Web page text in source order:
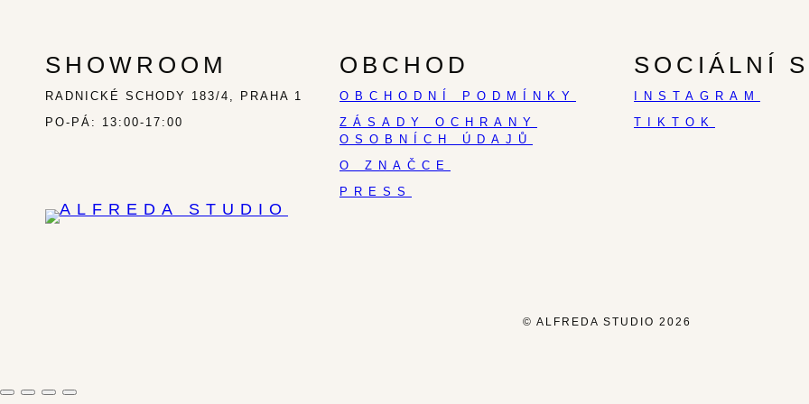
SHOWROOM
RADNICKÉ SCHODY 183/4, PRAHA 1
PO-PÁ: 13:00-17:00
OBCHOD
OBCHODNÍ PODMÍNKY
ZÁSADY OCHRANY
OSOBNÍCH ÚDAJŮ
O ZNAČCE
PRESS
SOCIÁLNÍ
INSTAGRAM
TIKTOK
© ALFREDA STUDIO 2026